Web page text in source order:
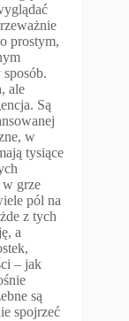
prostym,
ale
Są
w
tysiące
grze
pól na
z tych
a
– jak
są
spojrzeć